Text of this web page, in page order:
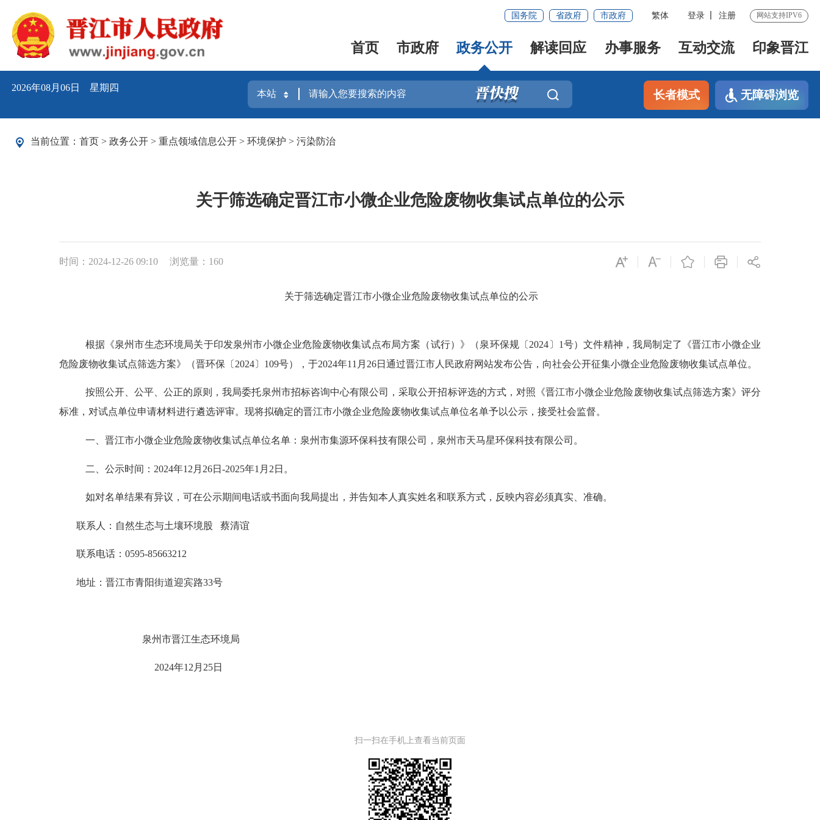
国务院 省政府 市政府 繁体 登录 注册 网站支持IPV6
首页 市政府 政务公开 解读回应 办事服务 互动交流 印象晋江
2026年08月06日 星期四
长者模式 无障碍浏览
当前位置： 首页 > 政务公开 > 重点领域信息公开 > 环境保护 > 污染防治
关于筛选确定晋江市小微企业危险废物收集试点单位的公示
时间：2024-12-26 09:10 浏览量： 160
关于筛选确定晋江市小微企业危险废物收集试点单位的公示
根据《泉州市生态环境局关于印发泉州市小微企业危险废物收集试点布局方案（试行）》（泉环保规〔 2024 〕 1号）文件精神，我局制定了《晋江市小微企业
危险废物收集试点筛选方案》（晋环保〔2024〕109号），于2024年11月26日通过晋江市人民政府网站发布公告，向社会公开征集小微企业危险废物收集试点单位。
按照公开、公平、公正的原则，我局委托泉州市招标咨询中心有限公司，采取公开招标评选的方式，对照《晋江市小微企业危险废物收集试点筛选方案》评分
标准，对试点单位申请材料进行遴选评审。 现将拟确定的晋江市小微企业危险废物收集试点单位名单予以公示，接受社会监督。
一、 晋江市小微企业危险废物收集试点单位名单： 泉州市集源环保科技有限公司，泉州市天马星环保科技有限公司 。
二、公示时间： 2024年1 2 月 26日 -2025年1月 2 日。
如对名单结果有异议，可在公示期间电话或书面向我局提出，并告知本人真实姓名和联系方式，反映内容必须真实、准确。
联系人： 自然生态与土壤环境股 蔡清谊
联系电话： 0595-85663212
地址： 晋江市青阳街道迎宾路33号
泉州市晋江生态环境局
2024年12月25日
扫一扫在手机上查看当前页面